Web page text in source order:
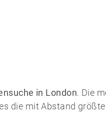
in London. Die
die mit Abstand